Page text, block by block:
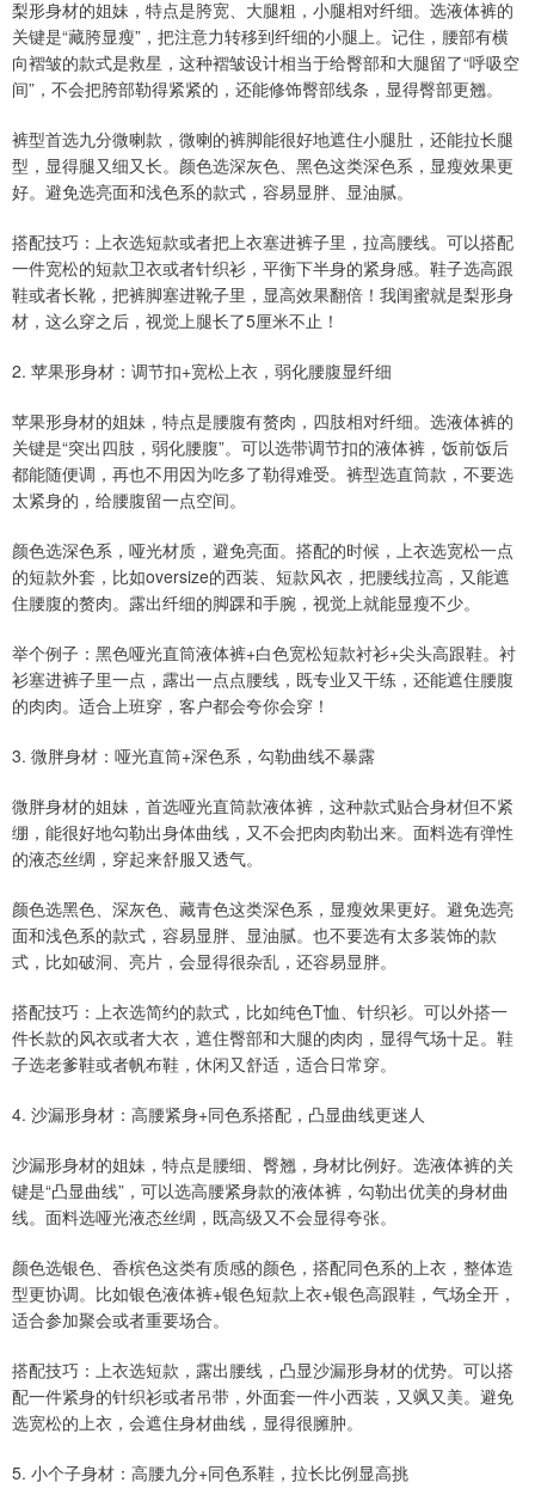
梨形身材的姐妹，特点是胯宽、大腿粗，小腿相对纤细。选液体裤的
关键是“藏胯显瘦”，把注意力转移到纤细的小腿上。记住，腰部有横
向褶皱的款式是救星，这种褶皱设计相当于给臀部和大腿留了“呼吸空
间”，不会把胯部勒得紧紧的，还能修饰臀部线条，显得臀部更翘。
裤型首选九分微喇款，微喇的裤脚能很好地遮住小腿肚，还能拉长腿
型，显得腿又细又长。颜色选深灰色、黑色这类深色系，显瘦效果更
好。避免选亮面和浅色系的款式，容易显胖、显油腻。
搭配技巧：上衣选短款或者把上衣塞进裤子里，拉高腰线。可以搭配
一件宽松的短款卫衣或者针织衫，平衡下半身的紧身感。鞋子选高跟
鞋或者长靴，把裤脚塞进靴子里，显高效果翻倍！我闺蜜就是梨形身
材，这么穿之后，视觉上腿长了5厘米不止！
2. 苹果形身材：调节扣+宽松上衣，弱化腰腹显纤细
苹果形身材的姐妹，特点是腰腹有赘肉，四肢相对纤细。选液体裤的
关键是“突出四肢，弱化腰腹”。可以选带调节扣的液体裤，饭前饭后
都能随便调，再也不用因为吃多了勒得难受。裤型选直筒款，不要选
太紧身的，给腰腹留一点空间。
颜色选深色系，哑光材质，避免亮面。搭配的时候，上衣选宽松一点
的短款外套，比如oversize的西装、短款风衣，把腰线拉高，又能遮
住腰腹的赘肉。露出纤细的脚踝和手腕，视觉上就能显瘦不少。
举个例子：黑色哑光直筒液体裤+白色宽松短款衬衫+尖头高跟鞋。衬
衫塞进裤子里一点，露出一点点腰线，既专业又干练，还能遮住腰腹
的肉肉。适合上班穿，客户都会夸你会穿！
3. 微胖身材：哑光直筒+深色系，勾勒曲线不暴露
微胖身材的姐妹，首选哑光直筒款液体裤，这种款式贴合身材但不紧
绷，能很好地勾勒出身体曲线，又不会把肉肉勒出来。面料选有弹性
的液态丝绸，穿起来舒服又透气。
颜色选黑色、深灰色、藏青色这类深色系，显瘦效果更好。避免选亮
面和浅色系的款式，容易显胖、显油腻。也不要选有太多装饰的款
式，比如破洞、亮片，会显得很杂乱，还容易显胖。
搭配技巧：上衣选简约的款式，比如纯色T恤、针织衫。可以外搭一
件长款的风衣或者大衣，遮住臀部和大腿的肉肉，显得气场十足。鞋
子选老爹鞋或者帆布鞋，休闲又舒适，适合日常穿。
4. 沙漏形身材：高腰紧身+同色系搭配，凸显曲线更迷人
沙漏形身材的姐妹，特点是腰细、臀翘，身材比例好。选液体裤的关
键是“凸显曲线”，可以选高腰紧身款的液体裤，勾勒出优美的身材曲
线。面料选哑光液态丝绸，既高级又不会显得夸张。
颜色选银色、香槟色这类有质感的颜色，搭配同色系的上衣，整体造
型更协调。比如银色液体裤+银色短款上衣+银色高跟鞋，气场全开，
适合参加聚会或者重要场合。
搭配技巧：上衣选短款，露出腰线，凸显沙漏形身材的优势。可以搭
配一件紧身的针织衫或者吊带，外面套一件小西装，又飒又美。避免
选宽松的上衣，会遮住身材曲线，显得很臃肿。
5. 小个子身材：高腰九分+同色系鞋，拉长比例显高挑